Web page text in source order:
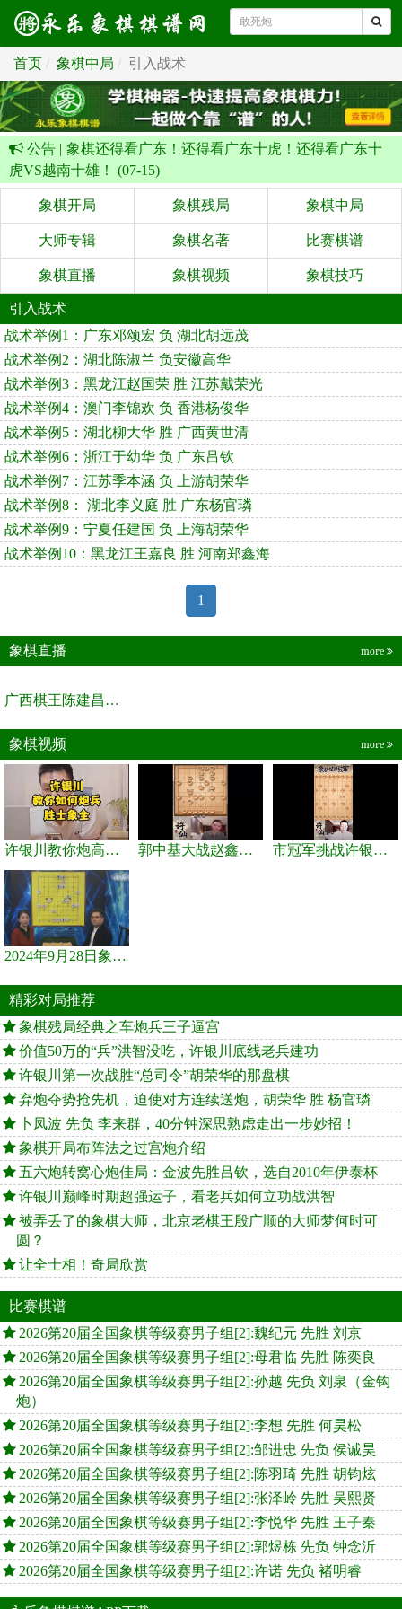
首页 象棋中局 引入战术
公告 | 象棋还得看广东！还得看广东十虎！还得看广东十
虎VS越南十雄！ (07-15)
象棋开局 象棋残局 象棋中局
大师专辑 象棋名著 比赛棋谱
象棋直播 象棋视频 象棋技巧
引入战术
战术举例1：广东邓颂宏 负 湖北胡远茂
战术举例2：湖北陈淑兰 负安徽高华
战术举例3：黑龙江赵国荣 胜 江苏戴荣光
战术举例4：澳门李锦欢 负 香港杨俊华
战术举例5：湖北柳大华 胜 广西黄世清
战术举例6：浙江于幼华 负 广东吕钦
战术举例7：江苏季本涵 负 上游胡荣华
战术举例8： 湖北李义庭 胜 广东杨官璘
战术举例9：宁夏任建国 负 上海胡荣华
战术举例10：黑龙江王嘉良 胜 河南郑鑫海
1
象棋直播 more
广西棋王陈建昌直播间
象棋视频 more
许银川教你炮高兵士象全如何赢士象全，简单四步即可 郭中基大战赵鑫鑫，许银川激情讲解 市冠军挑战许银川，急进中兵变化真激烈！
2024年9月28日象棋世界栏目，刘君、蒋川讲解了第九届杨官璘杯象棋...
精彩对局推荐
象棋残局经典之车炮兵三子逼宫
价值50万的“兵”洪智没吃，许银川底线老兵建功
许银川第一次战胜“总司令”胡荣华的那盘棋
弃炮夺势抢先机，迫使对方连续送炮，胡荣华 胜 杨官璘
卜凤波 先负 李来群，40分钟深思熟虑走出一步妙招！
象棋开局布阵法之过宫炮介绍
五六炮转窝心炮佳局：金波先胜吕钦，选自2010年伊泰杯
许银川巅峰时期超强运子，看老兵如何立功战洪智
被弄丢了的象棋大师，北京老棋王殷广顺的大师梦何时可
圆？
让全士相！奇局欣赏
比赛棋谱
2026第20届全国象棋等级赛男子组[2]:魏纪元 先胜 刘京
2026第20届全国象棋等级赛男子组[2]:母君临 先胜 陈奕良
2026第20届全国象棋等级赛男子组[2]:孙越 先负 刘泉（金钩
炮）
2026第20届全国象棋等级赛男子组[2]:李想 先胜 何昊松
2026第20届全国象棋等级赛男子组[2]:邹进忠 先负 侯诚昊
2026第20届全国象棋等级赛男子组[2]:陈羽琦 先胜 胡钧炫
2026第20届全国象棋等级赛男子组[2]:张泽岭 先胜 吴熙贤
2026第20届全国象棋等级赛男子组[2]:李悦华 先胜 王子秦
2026第20届全国象棋等级赛男子组[2]:郭煜栋 先负 钟念沂
2026第20届全国象棋等级赛男子组[2]:许诺 先负 褚明睿